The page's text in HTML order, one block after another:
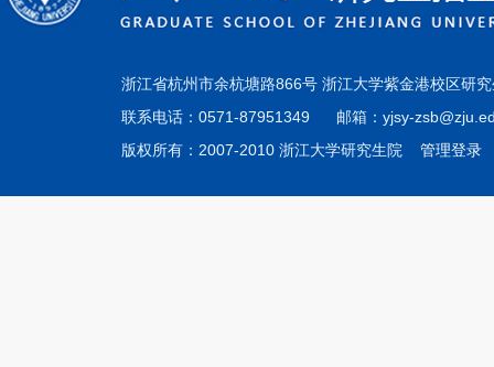
浙江省杭州市余杭塘路866号 浙江大学紫金港校区研
联系电话：0571-87951349 邮箱：yjsy-
版权所有：2007-2010 浙江大学研究生院 管理登录